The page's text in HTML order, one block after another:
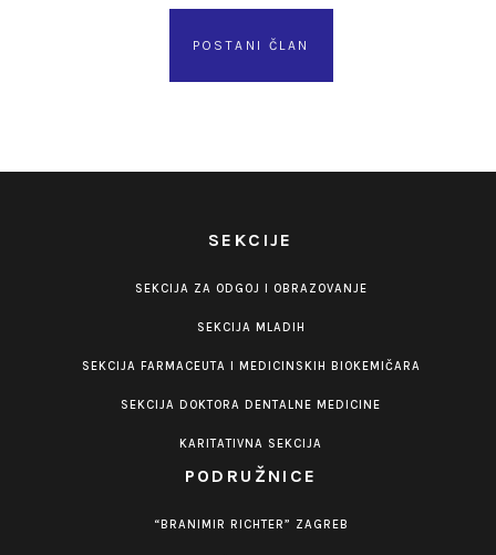
POSTANI ČLAN
SEKCIJE
SEKCIJA ZA ODGOJ I OBRAZOVANJE
SEKCIJA MLADIH
SEKCIJA FARMACEUTA I MEDICINSKIH BIOKEMIČARA
SEKCIJA DOKTORA DENTALNE MEDICINE
KARITATIVNA SEKCIJA
PODRUŽNICE
“BRANIMIR RICHTER” ZAGREB